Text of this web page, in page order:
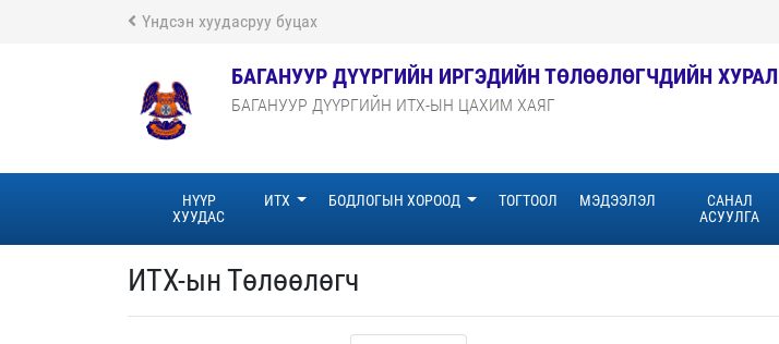
Үндсэн хуудасруу буцах
БАГАНУУР ДҮҮРГИЙН ИРГЭДИЙН ТӨЛӨӨЛӨГЧДИЙН ХУРАЛ
БАГАНУУР ДҮҮРГИЙН ИТХ-ЫН ЦАХИМ ХАЯГ
НҮҮР
ХУУДАС
ИТХ БОДЛОГЫН ХОРООД ТОГТООЛ МЭДЭЭЛЭЛ
САНАЛ
АСУУЛГА
ИТХ-ын Төлөөлөгч